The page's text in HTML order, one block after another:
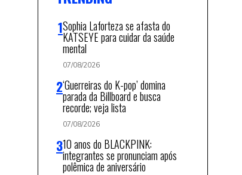
Sophia Laforteza se afasta do
KATSEYE para cuidar da saúde
mental
07/08/2026
‘Guerreiras do K-pop’ domina
parada da Billboard e busca
recorde; veja lista
07/08/2026
10 anos do BLACKPINK:
integrantes se pronunciam após
polêmica de aniversário